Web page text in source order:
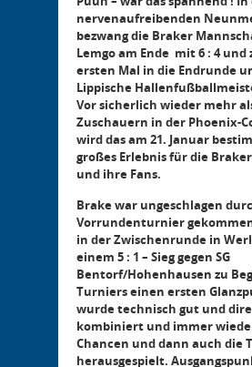
nervenaufreibenden
bezwang die Braker
Lemgo am Ende mit 6 : 4 und
ersten Mal in die Endrunde
Lippische
Vor sicherlich wieder mehr
Zuschauern in der Phoenix-
wird das am 21. Januar
großes Erlebnis für die
und ihre Fans.
Brake war ungeschlagen
Vorrundenturnier
in der Zwischenrunde in
einem 5 : 1 – Sieg gegen SG
Bentorf/Hohenhausen zu
Turniers einen ersten
wurde technisch gut und
kombiniert und immer
Chancen und dann auch die
herausgespielt.